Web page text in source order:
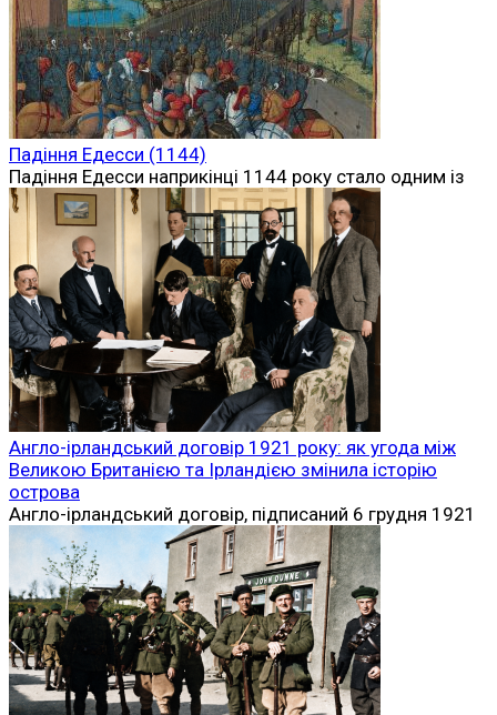
Падіння Едесси (1144)
Падіння Едесси наприкінці 1144 року стало одним із
Англо-ірландський договір 1921 року: як угода між
Великою Британією та Ірландією змінила історію
острова
Англо-ірландський договір, підписаний 6 грудня 1921